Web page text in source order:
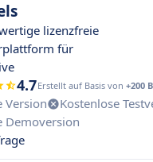
lizenzfreie
für
4.7Erstellt auf Basis von +200
Version
Kostenlose
Demoversion